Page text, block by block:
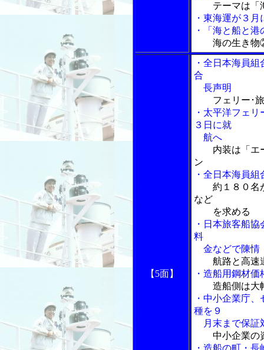
テーマは「
・東海運が３
・「海と船と
海の生き
【5面】
・全日本海員
合
長声明
フェリー･
・太平洋フェ
３日に就
航へ
内装は「エ
ン
・全日本海員
約１８０名
など
を求める
・日本旅客船
料
金などで陳情
航路と高速
・造船用鋼材
造船側は大
・中小企業庁
種を９
月末まで保証
中小企業の
・造船の町・